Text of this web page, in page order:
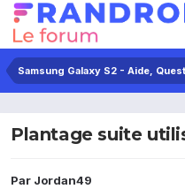
Samsung Galaxy S2 - Aide,
Plantage suite
Par Jordan49